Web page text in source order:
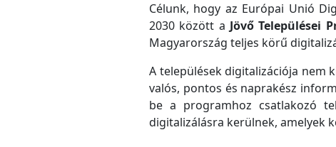
Célunk, hogy az Európai Unió
2030 között a Jövő Települései
Magyarország teljes körű
A települések digitalizációja nem
valós, pontos és naprakész
be a programhoz csatlakozó
digitalizálásra kerülnek, amelyek